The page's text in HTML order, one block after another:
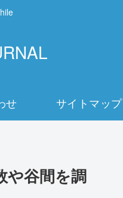
せ サイトマップ
や谷間を調